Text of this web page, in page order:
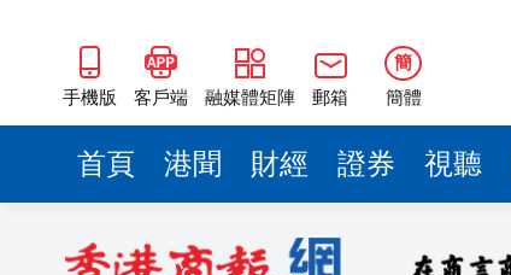
手機版 客戶端 融媒體矩陣 郵箱
簡
簡體
首頁 港聞 財經 證券 視聽